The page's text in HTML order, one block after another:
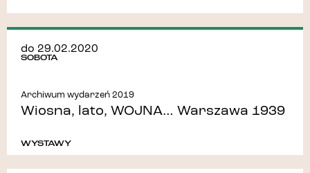
do 29.02.2020
SOBOTA
Archiwum wydarzeń 2019
Wiosna, lato, WOJNA… Warszawa 1939
WYSTAWY